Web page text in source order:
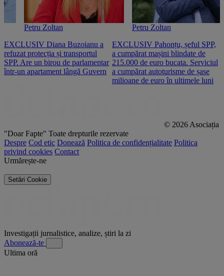
Petru Zoltan
EXCLUSIV Diana Buzoianu a
refuzat protecția și transportul
SPP. Are un birou de parlamentar
într-un apartament lângă Guvern
Petru Zoltan
EXCLUSIV Pahonțu, șeful SPP,
a cumpărat mașini blindate de
215.000 de euro bucata. Serviciul
a cumpărat autoturisme de șase
milioane de euro în ultimele luni
© 2026 Asociația
"Doar Fapte" Toate drepturile rezervate
Despre Cod etic Donează Politica de confidențialitate Politica
privind cookies Contact
Urmărește-ne
Setări Cookie
Investigații jurnalistice, analize, știri la zi
Abonează-te
Ultima oră